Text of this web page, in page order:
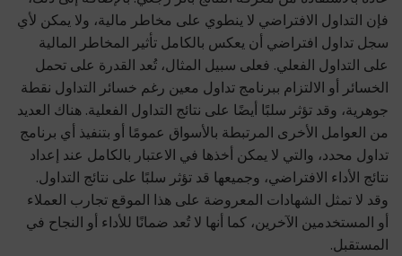
فإن التداول الافتراضي لا ينطوي على مخاطر مالية، ولا يمكن لأي
سجل تداول افتراضي أن يعكس بالكامل تأثير المخاطر المالية
على التداول الفعلي. فعلى سبيل المثال، تُعد القدرة على تحمل
الخسائر أو الالتزام ببرنامج تداول معين رغم خسائر التداول نقطة
جوهرية، وقد تؤثر سلبًا أيضًا على نتائج التداول الفعلية. هناك العديد
من العوامل الأخرى المرتبطة بالأسواق عمومًا أو بتنفيذ أي برنامج
تداول محدد، والتي لا يمكن أخذها في الاعتبار بالكامل عند إعداد
نتائج الأداء الافتراضي، وجميعها قد تؤثر سلبًا على نتائج التداول.
وقد لا تمثل الشهادات المعروضة على هذا الموقع تجارب العملاء
أو المستخدمين الآخرين، كما أنها لا تُعد ضمانًا للأداء أو النجاح في
المستقبل.